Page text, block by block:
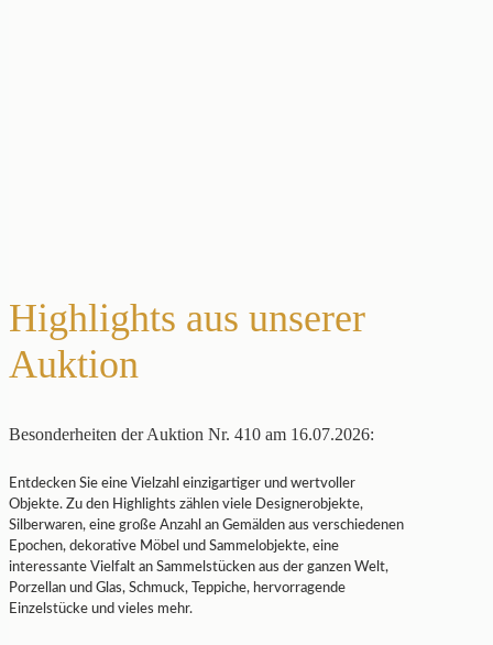
Highlights aus unserer
Auktion
Besonderheiten der Auktion Nr. 410 am 16.07.2026:
Entdecken Sie eine Vielzahl einzigartiger und wertvoller
Objekte. Zu den Highlights zählen viele Designerobjekte,
Silberwaren, eine große Anzahl an Gemälden aus verschiedenen
Epochen, dekorative Möbel und Sammelobjekte, eine
interessante Vielfalt an Sammelstücken aus der ganzen Welt,
Porzellan und Glas, Schmuck, Teppiche, hervorragende
Einzelstücke und vieles mehr.